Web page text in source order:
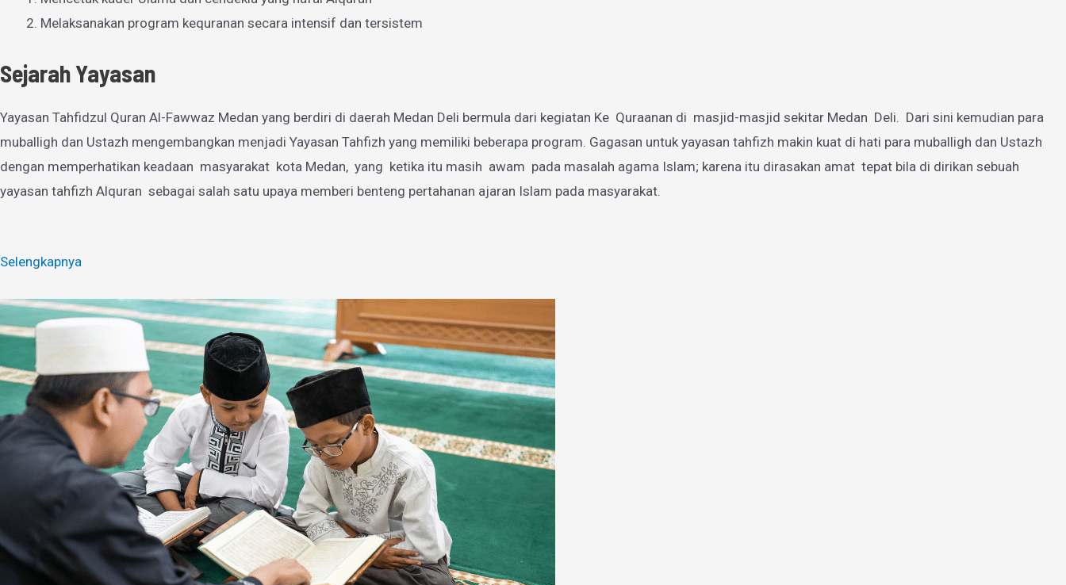
Melaksanakan program kequranan secara intensif dan tersistem
Sejarah Yayasan
Yayasan Tahfidzul Quran Al-Fawwaz Medan yang berdiri di daerah Medan Deli bermula dari kegiatan Ke Quraanan di masjid-masjid sekitar Medan Deli. Dari sini kemudian para
muballigh dan Ustazh mengembangkan menjadi Yayasan Tahfizh yang memiliki beberapa program. Gagasan untuk yayasan tahfizh makin kuat di hati para muballigh dan Ustazh
dengan memperhatikan keadaan masyarakat kota Medan, yang ketika itu masih awam pada masalah agama Islam; karena itu dirasakan amat tepat bila di dirikan sebuah
yayasan tahfizh Alquran sebagai salah satu upaya memberi benteng pertahanan ajaran Islam pada masyarakat.
Selengkapnya